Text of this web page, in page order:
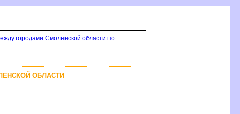
городами Смоленской области по
ОБЛАСТИ